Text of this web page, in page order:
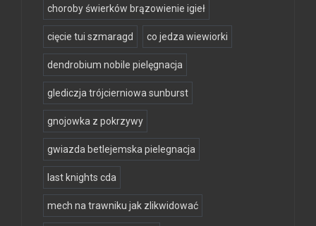
choroby świerków brązowienie igieł
cięcie tui szmaragd co jedza wiewiorki
dendrobium nobile pielęgnacja
glediczja trójcierniowa sunburst
gnojowka z pokrzywy
gwiazda betlejemska pielegnacja
last knights cda
mech na trawniku jak zlikwidować